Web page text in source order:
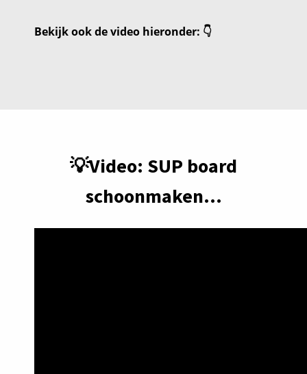
Bekijk ook de video hieronder: 👇
💡Video: SUP board
schoonmaken...